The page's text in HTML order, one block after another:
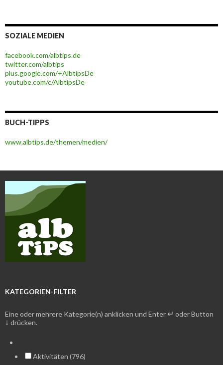
SOZIALE MEDIEN
facebook.com/albtips.de
twitter.com/albtips
plus.google.com/+AlbtipsDe
youtube.com/c/AlbtipsDe
BUCH-TIPPS
www.albtips.de/themen/medien/
KATEGORIEN-FILTER
Eine oder mehrere Kategorie(n) anklicken und Enter ↵ oder Button
↓ drücken.
Aktivitäten (796)